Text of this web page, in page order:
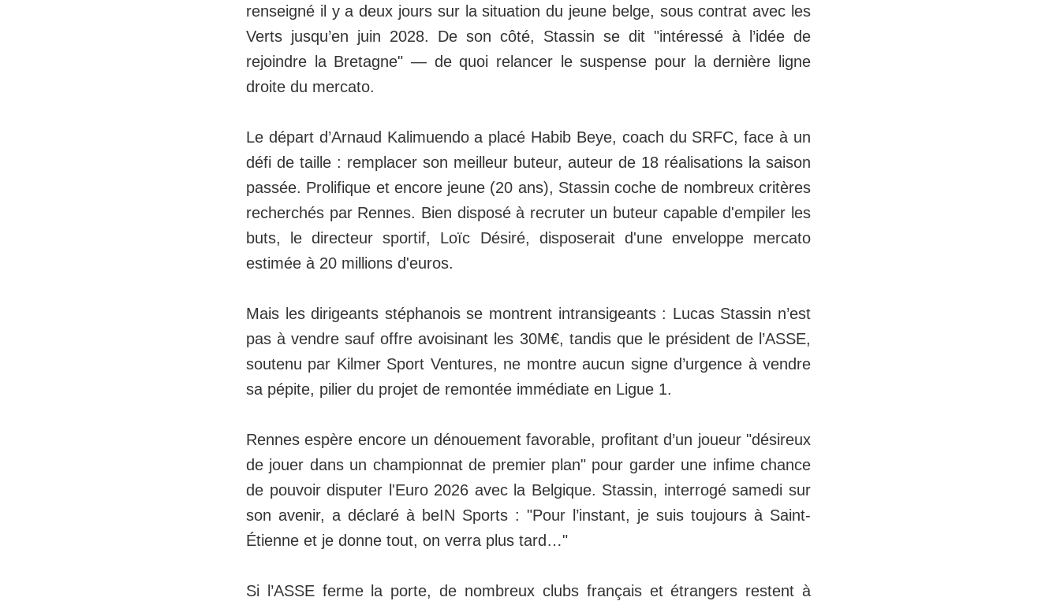
renseigné il y a deux jours sur la situation du jeune belge, sous contrat avec les
Verts jusqu’en juin 2028. De son côté, Stassin se dit "intéressé à l’idée de
rejoindre la Bretagne" — de quoi relancer le suspense pour la dernière ligne
droite du mercato.
Le départ d’Arnaud Kalimuendo a placé Habib Beye, coach du SRFC, face à un
défi de taille : remplacer son meilleur buteur, auteur de 18 réalisations la saison
passée. Prolifique et encore jeune (20 ans), Stassin coche de nombreux critères
recherchés par Rennes. Bien disposé à recruter un buteur capable d'empiler les
buts, le directeur sportif, Loïc Désiré, disposerait d'une enveloppe mercato
estimée à 20 millions d'euros.
Mais les dirigeants stéphanois se montrent intransigeants : Lucas Stassin n’est
pas à vendre sauf offre avoisinant les 30M€, tandis que le président de l’ASSE,
soutenu par Kilmer Sport Ventures, ne montre aucun signe d’urgence à vendre
sa pépite, pilier du projet de remontée immédiate en Ligue 1.
Rennes espère encore un dénouement favorable, profitant d’un joueur "désireux
de jouer dans un championnat de premier plan" pour garder une infime chance
de pouvoir disputer l'Euro 2026 avec la Belgique. Stassin, interrogé samedi sur
son avenir, a déclaré à beIN Sports : "Pour l’instant, je suis toujours à Saint-
Étienne et je donne tout, on verra plus tard…"
Si l’ASSE ferme la porte, de nombreux clubs français et étrangers restent à